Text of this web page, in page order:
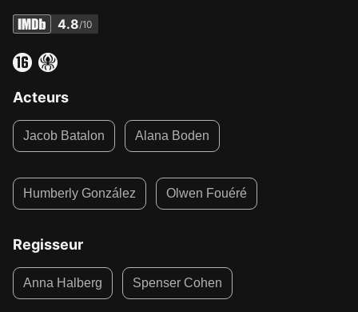
4.8/10
Acteurs
Jacob Batalon Alana Boden
Humberly González Olwen Fouéré
Regisseur
Anna Halberg Spenser Cohen